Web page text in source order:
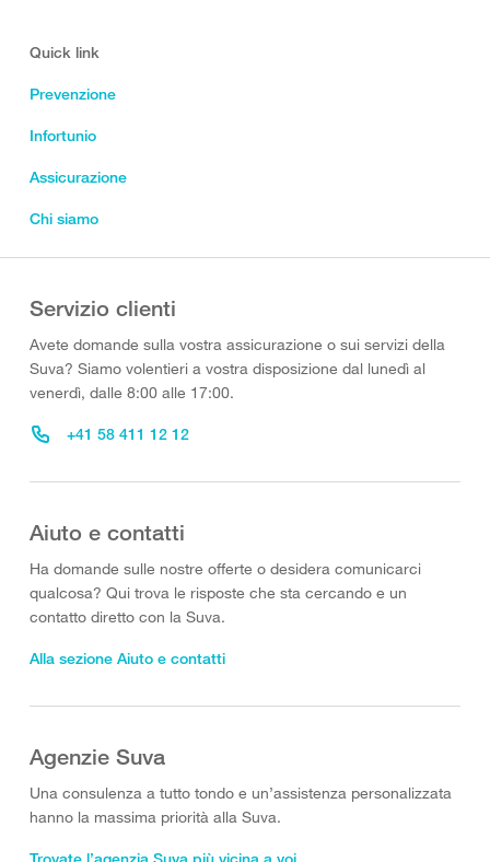
Quick link
Prevenzione
Infortunio
Assicurazione
Chi siamo
Servizio clienti
Avete domande sulla vostra assicurazione o sui servizi della
Suva? Siamo volentieri a vostra disposizione dal lunedì al
venerdì, dalle 8:00 alle 17:00.
+41 58 411 12 12
Aiuto e contatti
Ha domande sulle nostre offerte o desidera comunicarci
qualcosa? Qui trova le risposte che sta cercando e un
contatto diretto con la Suva.
Alla sezione Aiuto e contatti
Agenzie Suva
Una consulenza a tutto tondo e un’assistenza personalizzata
hanno la massima priorità alla Suva.
Trovate l’agenzia Suva più vicina a voi.